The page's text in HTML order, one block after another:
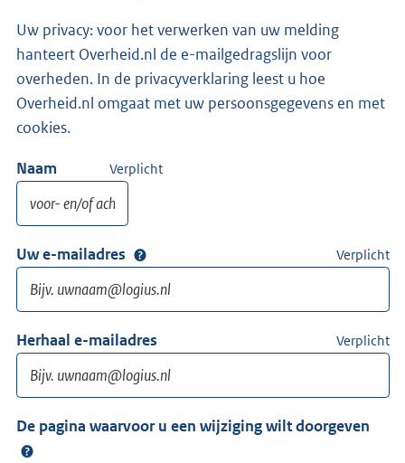
Uw privacy: voor het verwerken van uw melding
hanteert Overheid.nl de e-mailgedragslijn voor
overheden. In de privacyverklaring leest u hoe
Overheid.nl omgaat met uw persoonsgegevens en met
cookies.
Naam Verplicht
Uw e-mailadres Verplicht
Herhaal e-mailadres Verplicht
De pagina waarvoor u een wijziging wilt doorgeven